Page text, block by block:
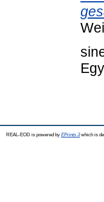
REAL-EOD is powered by EPrints 3which is